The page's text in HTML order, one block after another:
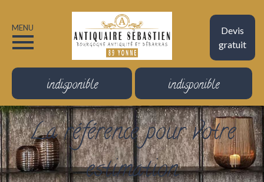
Devis
gratuit
MENU
indisponible indisponible
La référence pour votre
estimation